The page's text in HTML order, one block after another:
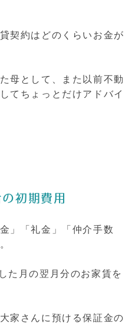
契約はどのくらいお金が
母として、また以前不動
てちょっとだけアドバイ
初期費用
」「礼金」「仲介手数
た月の翌月分のお家賃を
家さんに預ける保証金の